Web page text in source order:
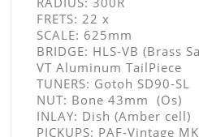
FRETS: 22 x
SCALE: 625mm
BRIDGE: HLS-VB (Brass
VT Aluminum TailPiece
TUNERS: Gotoh SD90-SL
NUT: Bone 43mm (Os)
INLAY: Dish (Amber cell)
PICKUPS: PAF-Vintage